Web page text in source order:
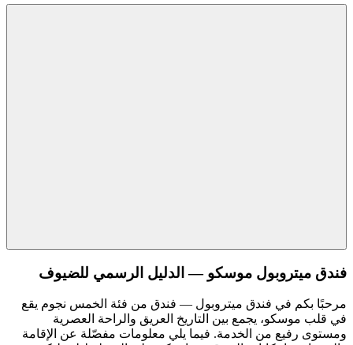
فندق ميتروبول موسكو — الدليل الرسمي للضيوف
مرحبًا بكم في فندق ميتروبول — فندق من فئة الخمس نجوم يقع
في قلب موسكو، يجمع بين التاريخ العريق والراحة العصرية
ومستوى رفيع من الخدمة. فيما يلي معلومات مفصّلة عن الإقامة